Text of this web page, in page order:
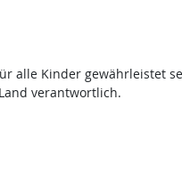
alle Kinder gewährleistet
verantwortlich.